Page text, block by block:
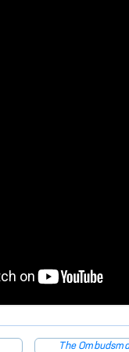
The